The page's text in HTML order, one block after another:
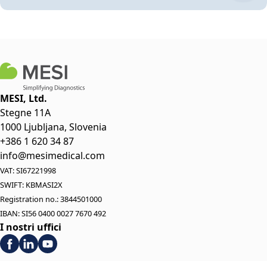
MESI, Ltd.
Stegne 11A
1000 Ljubljana, Slovenia
+386 1 620 34 87
info@mesimedical.com
VAT: SI67221998
SWIFT: KBMASI2X
Registration no.: 3844501000
IBAN: SI56 0400 0027 7670 492
I nostri uffici